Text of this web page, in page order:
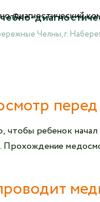
Челны, г.
чтобы ребенок
Прохождение